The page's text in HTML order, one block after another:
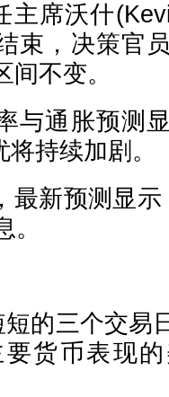
主席沃什
束，决策官
不变。
与通胀预测
持续加剧。
最新预测显
的三个交易
货币表现